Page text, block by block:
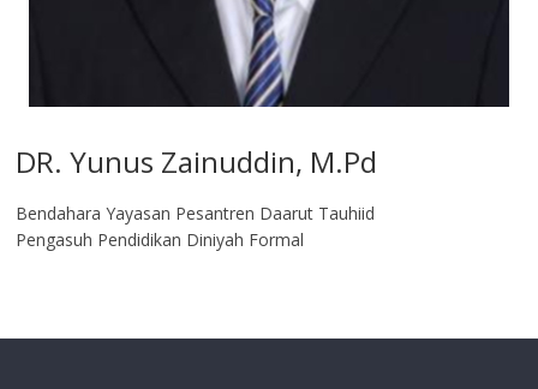
DR. Yunus Zainuddin, M.Pd
Bendahara Yayasan Pesantren Daarut Tauhiid
Pengasuh Pendidikan Diniyah Formal